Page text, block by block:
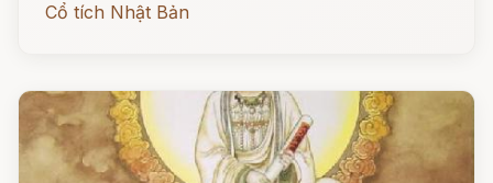
Cổ tích Nhật Bản